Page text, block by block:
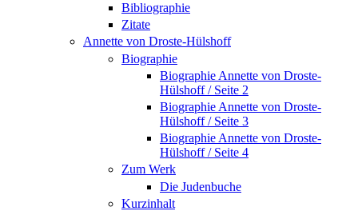
Bibliographie
Zitate
Annette von Droste-Hülshoff
Biographie
Biographie Annette von Droste-
Hülshoff / Seite 2
Biographie Annette von Droste-
Hülshoff / Seite 3
Biographie Annette von Droste-
Hülshoff / Seite 4
Zum Werk
Die Judenbuche
Kurzinhalt